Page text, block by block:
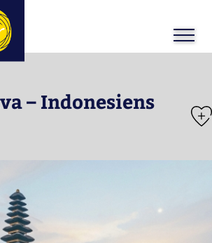
– Indonesiens